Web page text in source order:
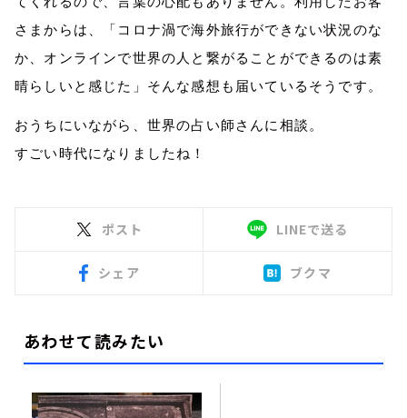
さまからは、「コロナ渦で海外旅行ができない状況のな
か、オンラインで世界の人と繋がることができるのは素
晴らしいと感じた」そんな感想も届いているそうです。
おうちにいながら、世界の占い師さんに相談。
すごい時代になりましたね！
ポスト LINEで送る
シェア ブクマ
あわせて読みたい